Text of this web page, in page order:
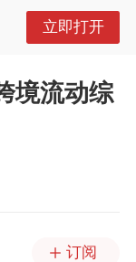
立即打开
境流动综
订阅